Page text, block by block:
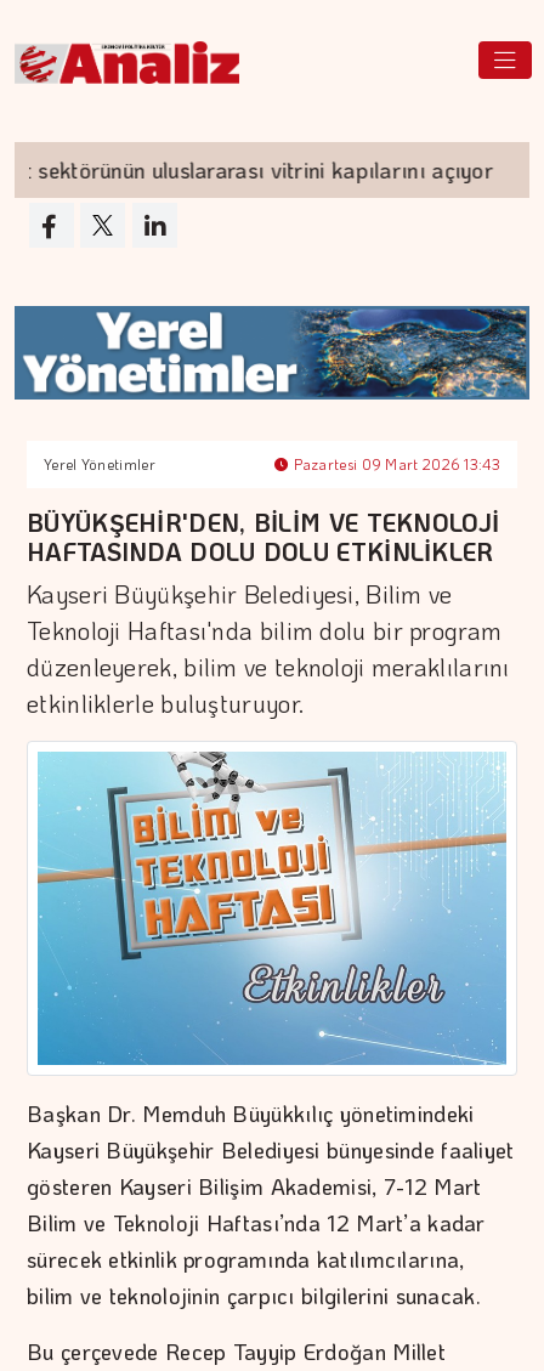
uluslararası vitrini kapılarını açıyor
Yerel Yönetimler Pazartesi 09 Mart 2026 13:43
BÜYÜKŞEHİR'DEN, BİLİM VE TEKNOLOJİ
HAFTASINDA DOLU DOLU ETKİNLİKLER
Kayseri Büyükşehir Belediyesi, Bilim ve
Teknoloji Haftası'nda bilim dolu bir program
düzenleyerek, bilim ve teknoloji meraklılarını
etkinliklerle buluşturuyor.
Başkan Dr. Memduh Büyükkılıç yönetimindeki
Kayseri Büyükşehir Belediyesi bünyesinde faaliyet
gösteren Kayseri Bilişim Akademisi, 7-12 Mart
Bilim ve Teknoloji Haftası’nda 12 Mart’a kadar
sürecek etkinlik programında katılımcılarına,
bilim ve teknolojinin çarpıcı bilgilerini sunacak.
Bu çerçevede Recep Tayyip Erdoğan Millet